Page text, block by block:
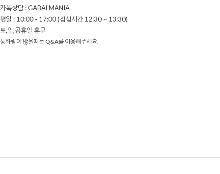
카톡상담 : GABALMANIA
평일 : 10:00 - 17:00 (점심시간 12:30 ~ 13:30)
토,일,공휴일 휴무
통화량이 많을때는 Q&A를 이용해주세요.